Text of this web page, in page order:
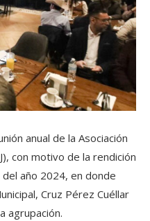
anual de la Asociación
con motivo de la rendición
año 2024, en donde
Cruz Pérez Cuéllar
agrupación.